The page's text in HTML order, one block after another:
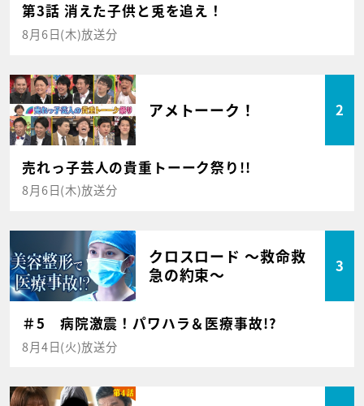
第3話 消えた子供と兎を追え！
8月6日(木)放送分
アメトーーク！ 2
売れっ子芸人の貴重トーーク祭り!!
8月6日(木)放送分
クロスロード ～救命救
急の約束～
3
＃5 病院激震！パワハラ＆医療事故!?
8月4日(火)放送分